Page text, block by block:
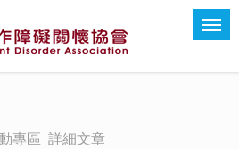
專區_詳細文章